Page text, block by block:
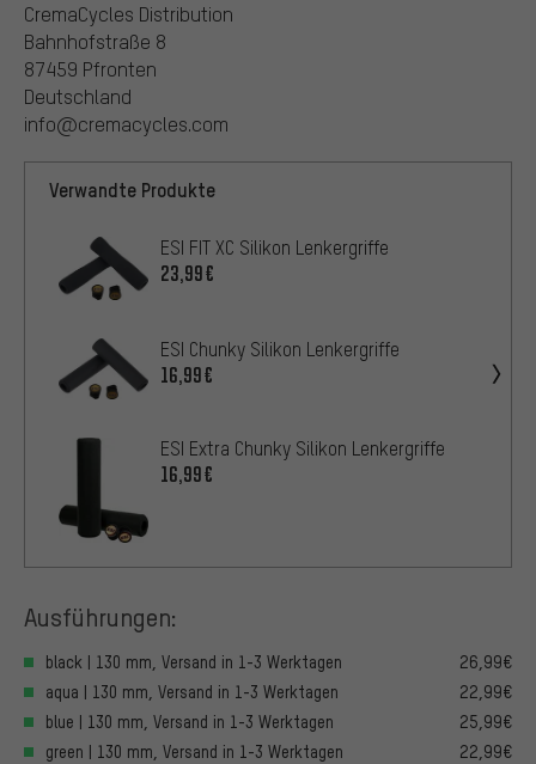
CremaCycles Distribution
Bahnhofstraße 8
87459 Pfronten
Deutschland
info@cremacycles.com
Verwandte Produkte
ESI FIT XC Silikon Lenkergriffe
23,99€
ESI Chunky Silikon Lenkergriffe
16,99€
ESI Extra Chunky Silikon Lenkergriffe
16,99€
Ausführungen:
black | 130 mm, Versand in 1-3 Werktagen
26,99€
aqua | 130 mm, Versand in 1-3 Werktagen
22,99€
blue | 130 mm, Versand in 1-3 Werktagen
25,99€
green | 130 mm, Versand in 1-3 Werktagen
22,99€